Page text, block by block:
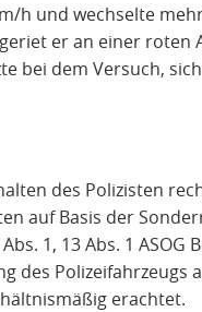
h und wechselte
er an einer roten
bei dem Versuch,
des Polizisten
auf Basis der
1, 13 Abs. 1
des Polizeifahrzeugs
erachtet.